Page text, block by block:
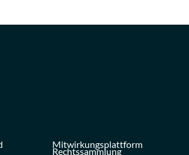
Mitwirkungsplattform
Rechtssammlung